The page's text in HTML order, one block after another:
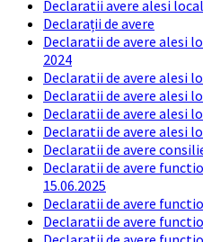
Declaratii avere alesi
Declarații de avere
Declaratii de avere alesi
2024
Declaratii de avere alesi
Declaratii de avere alesi
Declaratii de avere alesi
Declaratii de avere alesi
Declaratii de avere
Declaratii de avere
15.06.2025
Declaratii de avere
Declaratii de avere